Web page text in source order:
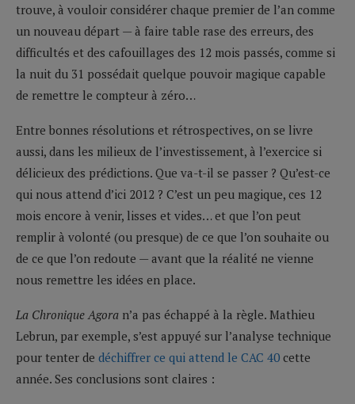
trouve, à vouloir considérer chaque premier de l’an comme
un nouveau départ — à faire table rase des erreurs, des
difficultés et des cafouillages des 12 mois passés, comme si
la nuit du 31 possédait quelque pouvoir magique capable
de remettre le compteur à zéro…
Entre bonnes résolutions et rétrospectives, on se livre
aussi, dans les milieux de l’investissement, à l’exercice si
délicieux des prédictions. Que va-t-il se passer ? Qu’est-ce
qui nous attend d’ici 2012 ? C’est un peu magique, ces 12
mois encore à venir, lisses et vides… et que l’on peut
remplir à volonté (ou presque) de ce que l’on souhaite ou
de ce que l’on redoute — avant que la réalité ne vienne
nous remettre les idées en place.
La Chronique Agora n’a pas échappé à la règle. Mathieu
Lebrun, par exemple, s’est appuyé sur l’analyse technique
pour tenter de déchiffrer ce qui attend le CAC 40 cette
année. Ses conclusions sont claires :